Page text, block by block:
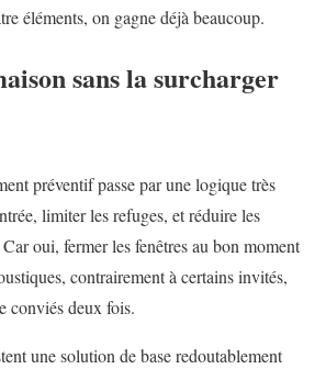
éléments, on gagne déjà beaucoup.
sans la surcharger
préventif passe par une logique très
limiter les refuges, et réduire les
oui, fermer les fenêtres au bon moment
contrairement à certains invités,
conviés deux fois.
une solution de base redoutablement